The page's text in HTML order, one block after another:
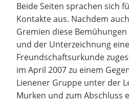
Beide Seiten sprachen sich
Kontakte aus. Nachdem
Gremien diese
und der Unterzeichnung
Freundschaftsurkunde
im April 2007 zu einem
Lienener Gruppe unter der
Murken und zum Abschluss